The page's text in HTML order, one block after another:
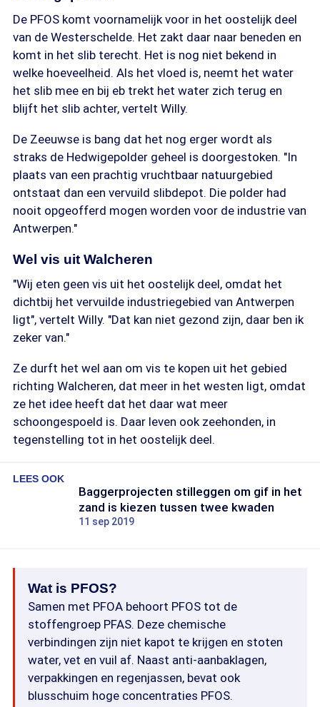
De PFOS komt voornamelijk voor in het oostelijk deel
van de Westerschelde. Het zakt daar naar beneden en
komt in het slib terecht. Het is nog niet bekend in
welke hoeveelheid. Als het vloed is, neemt het water
het slib mee en bij eb trekt het water zich terug en
blijft het slib achter, vertelt Willy.
De Zeeuwse is bang dat het nog erger wordt als
straks de Hedwigepolder geheel is doorgestoken. "In
plaats van een prachtig vruchtbaar natuurgebied
ontstaat dan een vervuild slibdepot. Die polder had
nooit opgeofferd mogen worden voor de industrie van
Antwerpen."
Wel vis uit Walcheren
"Wij eten geen vis uit het oostelijk deel, omdat het
dichtbij het vervuilde industriegebied van Antwerpen
ligt", vertelt Willy. "Dat kan niet gezond zijn, daar ben ik
zeker van."
Ze durft het wel aan om vis te kopen uit het gebied
richting Walcheren, dat meer in het westen ligt, omdat
ze het idee heeft dat het daar wat meer
schoongespoeld is. Daar leven ook zeehonden, in
tegenstelling tot in het oostelijk deel.
LEES OOK
Baggerprojecten stilleggen om gif in het
zand is kiezen tussen twee kwaden
11 sep 2019
Wat is PFOS?
Samen met PFOA behoort PFOS tot de
stoffengroep PFAS. Deze chemische
verbindingen zijn niet kapot te krijgen en stoten
water, vet en vuil af. Naast anti-aanbaklagen,
verpakkingen en regenjassen, bevat ook
blusschuim hoge concentraties PFOS.